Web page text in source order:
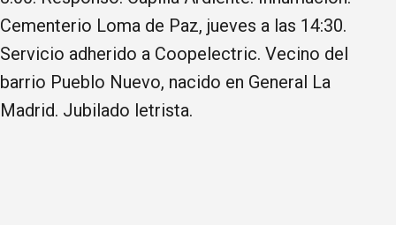
Cementerio Loma de Paz, jueves a las 14:30.
Servicio adherido a Coopelectric. Vecino del
barrio Pueblo Nuevo, nacido en General La
Madrid. Jubilado letrista.